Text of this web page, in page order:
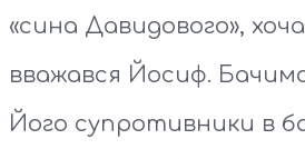
«сина Давидового»,
вважався Йосиф.
Його супротивники в